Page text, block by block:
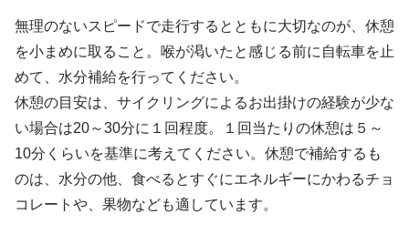
無理のないスピードで走行するとともに大切なのが、休憩
を小まめに取ること。喉が渇いたと感じる前に自転車を止
めて、水分補給を行ってください。
休憩の目安は、サイクリングによるお出掛けの経験が少な
い場合は20～30分に１回程度。１回当たりの休憩は５～
10分くらいを基準に考えてください。休憩で補給するも
のは、水分の他、食べるとすぐにエネルギーにかわるチョ
コレートや、果物なども適しています。